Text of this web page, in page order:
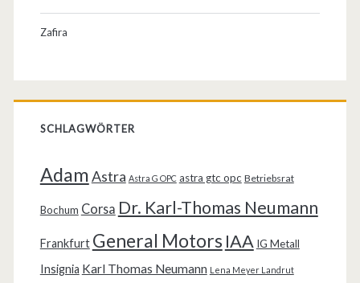
Zafira
SCHLAGWÖRTER
AdamAstra Astra G OPC astra gtc opc Betriebsrat
Bochum Corsa Dr. Karl-Thomas Neumann
Frankfurt General Motors IAA IG Metall
Insignia Karl Thomas Neumann Lena Meyer Landrut